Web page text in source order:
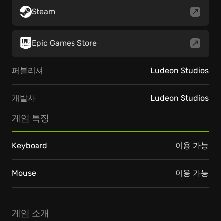
게임 소개
Steam
Epic Games Store
퍼블리셔 Ludeon Studios
개발사 Ludeon Studios
게임 특징
Keyboard 이용 가능
Mouse 이용 가능